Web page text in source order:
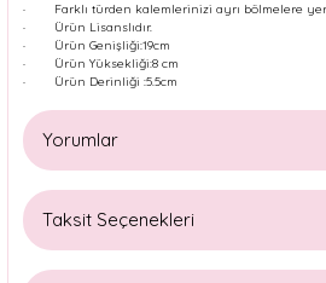
· Farklı türden kalemlerinizi ayrı bölmelere
· Ürün Lisanslıdır.
· Ürün Genişliği:19cm
· Ürün Yüksekliği:8 cm
· Ürün Derinliği :5.5cm
Yorumlar
Taksit Seçenekleri